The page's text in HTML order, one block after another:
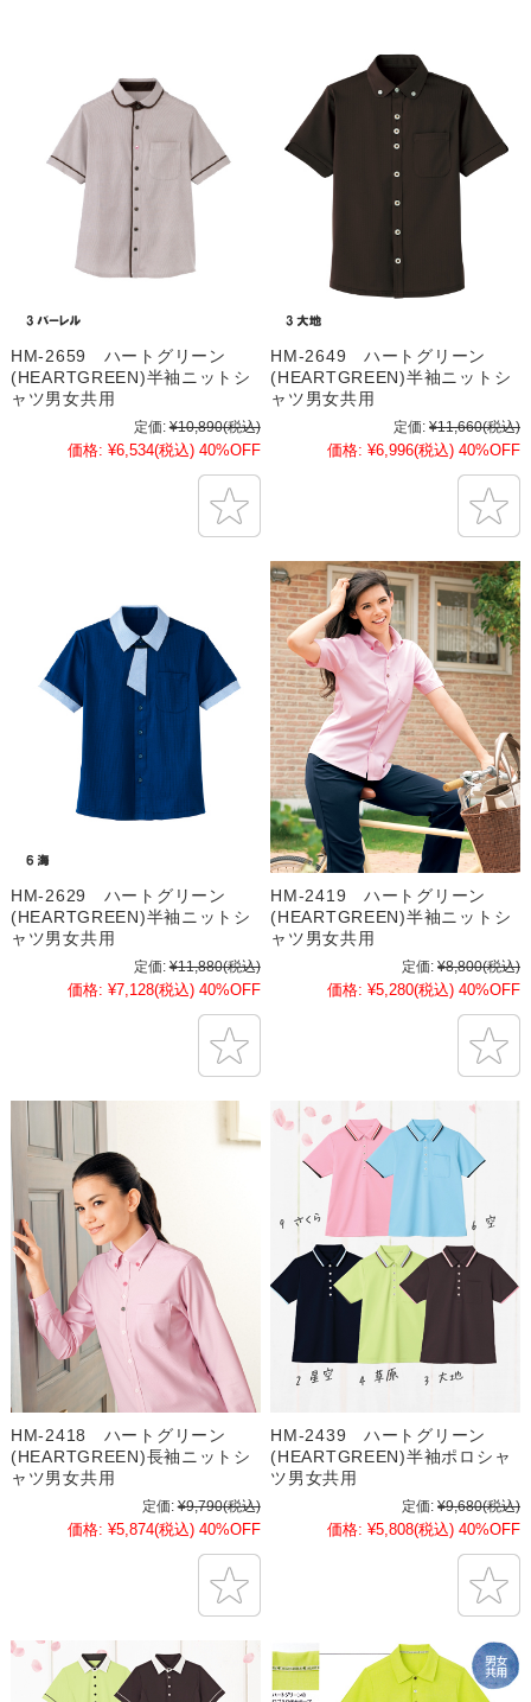
HM-2659 ハートグリーン
(HEARTGREEN)半袖ニットシ
ャツ男女共用
定価: ¥10,890(税込)
価格: ¥6,534(税込) 40%OFF
HM-2649 ハートグリーン
(HEARTGREEN)半袖ニットシ
ャツ男女共用
定価: ¥11,660(税込)
価格: ¥6,996(税込) 40%OFF
HM-2629 ハートグリーン
(HEARTGREEN)半袖ニットシ
ャツ男女共用
定価: ¥11,880(税込)
価格: ¥7,128(税込) 40%OFF
HM-2419 ハートグリーン
(HEARTGREEN)半袖ニットシ
ャツ男女共用
定価: ¥8,800(税込)
価格: ¥5,280(税込) 40%OFF
HM-2418 ハートグリーン
(HEARTGREEN)長袖ニットシ
ャツ男女共用
定価: ¥9,790(税込)
価格: ¥5,874(税込) 40%OFF
HM-2439 ハートグリーン
(HEARTGREEN)半袖ポロシャ
ツ男女共用
定価: ¥9,680(税込)
価格: ¥5,808(税込) 40%OFF